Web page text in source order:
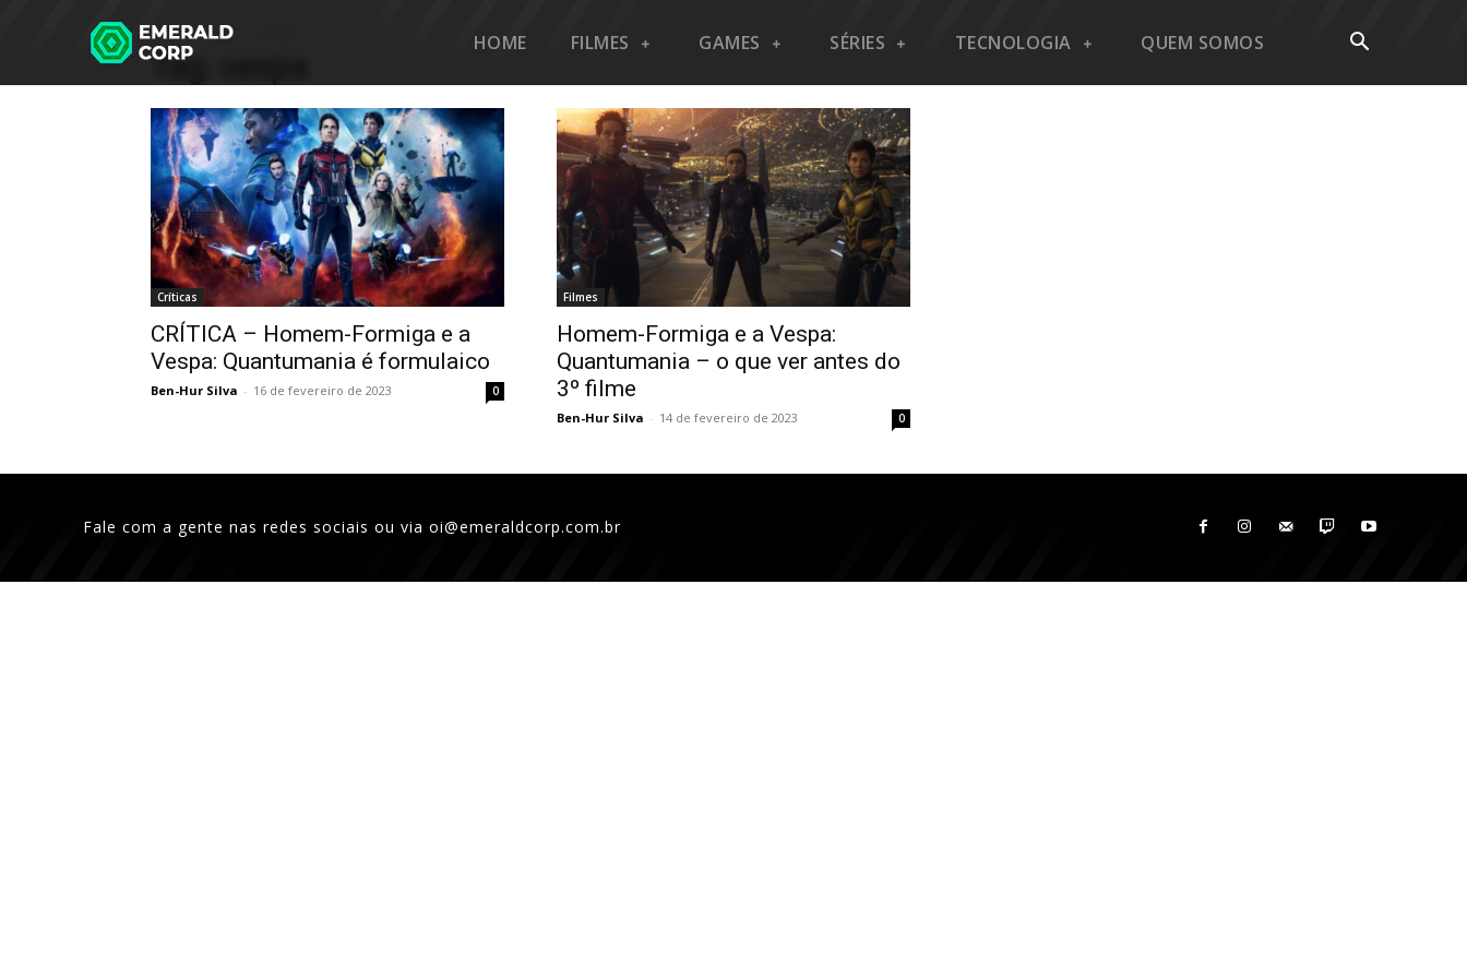
HOME FILMES GAMES SÉRIES TECNOLOGIA QUEM SOMOS
Home Tags
Tag: vespa
Críticas
CRÍTICA – Homem-Formiga e a
Vespa: Quantumania é formulaico
Ben-Hur Silva - 16 de fevereiro de 2023 0
Filmes
Homem-Formiga e a Vespa:
Quantumania – o que ver antes do
3º filme
Ben-Hur Silva - 14 de fevereiro de 2023 0
Fale com a gente nas redes sociais ou via oi@emeraldcorp.com.br